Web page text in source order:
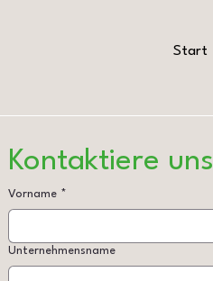
Start
Kontaktiere uns
Vorname *
Unternehmensname